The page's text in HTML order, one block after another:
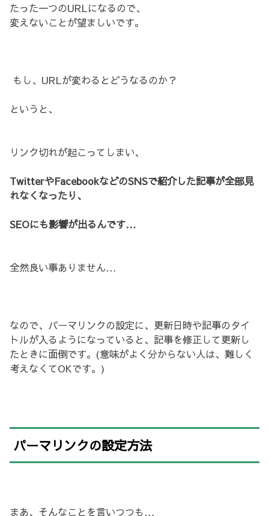
たった一つのURLになるので、
変えないことが望ましいです。
もし、URLが変わるとどうなるのか？
というと、
リンク切れが起こってしまい、
TwitterやFacebookなどのSNSで紹介した記事が全部見
れなくなったり、
SEOにも影響が出るんです…
全然良い事ありません…
なので、パーマリンクの設定に、更新日時や記事のタイ
トルが入るようになっていると、記事を修正して更新し
たときに面倒です。(意味がよく分からない人は、難しく
考えなくてOKです。)
パーマリンクの設定方法
まあ、そんなことを言いつつも…